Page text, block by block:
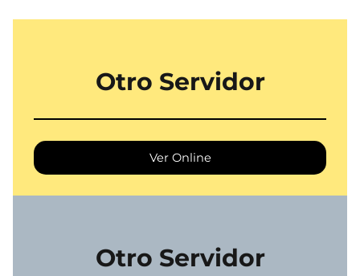
Otro Servidor
Ver Online
Otro Servidor